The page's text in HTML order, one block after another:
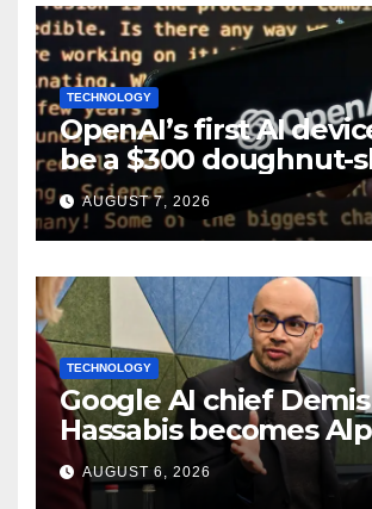
TECHNOLOGY
OpenAI’s first AI
be a $300 doughnut-
smart speaker: Report
AUGUST 7, 2026
TECHNOLOGY
Google AI chief Demis
Hassabis becomes
chief scientist in
shakeup
AUGUST 6, 2026